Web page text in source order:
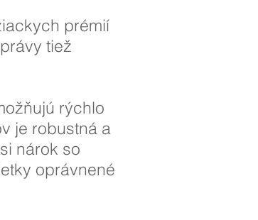
prémií
tiež
rýchlo
je robustná a
nárok so
oprávnené